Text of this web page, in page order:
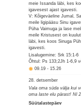
meie Issanda läbi, kes
igavesest ajast igavesti.
V: Kõigeväeline Jumal,
meile ligipääsu Sinu
Püha Vaimuga ja lase
meile Kristusest on
läbi, kes koos Sinuga
igavesti.
Lisalugemine: Srk 15:1-6
Õhtul: Ps 133;2Jh 1-6,9
09.19-15.26
28. detsember
Vala oma süda välja kui
oma laste elu pärast! Nl
Süütalastepäev